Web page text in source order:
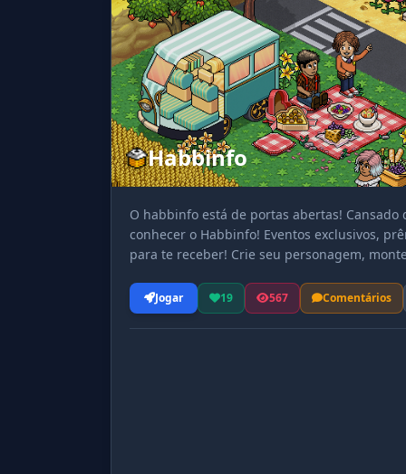
Habbinfo
O habbinfo está de portas abertas!
conhecer o Habbinfo! Eventos exclusivos,
para te receber! Crie seu personagem,
Jogar 19 567 Comentários